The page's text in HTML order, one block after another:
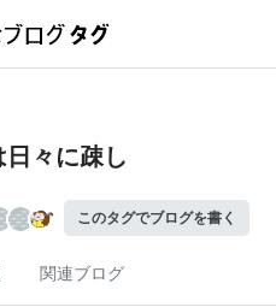
々に疎し
このタグでブログを書く
関連ブログ